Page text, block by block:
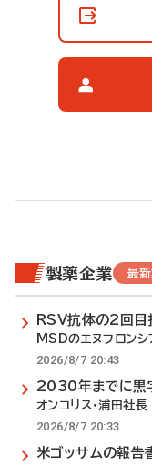
製薬企業 最
RSV抗体の2回目
MSDのエヌフロンシ
2026/8/7 20:43
2030年までに黒
オンコリス・浦田社長
2026/8/7 20:33
米ゴッサムの報告